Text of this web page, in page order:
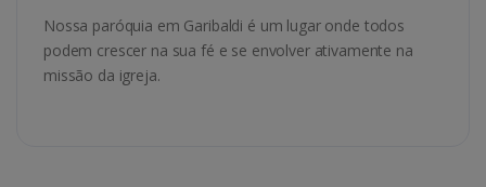
Nossa paróquia em Garibaldi é um lugar onde todos
podem crescer na sua fé e se envolver ativamente na
missão da igreja.